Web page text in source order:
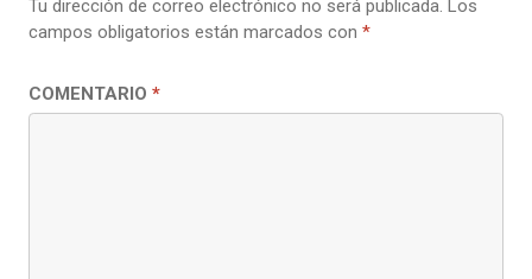
Tu dirección de correo electrónico no será publicada. Los
campos obligatorios están marcados con *
COMENTARIO *